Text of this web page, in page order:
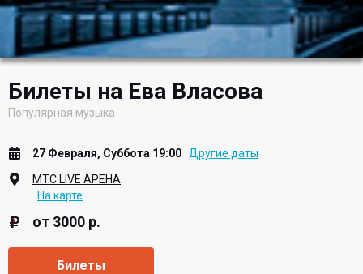
Билеты на Ева Власова
Популярная музыка
27 Февраля, Суббота 19:00
Другие даты
МТС LIVE АРЕНА
На карте
от 3000 р.
Билеты